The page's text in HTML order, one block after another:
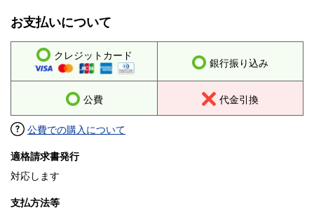
お支払いについて
クレジットカード
銀行振り込み
公費 代金引換
公費での購入について
適格請求書発行
対応します
支払方法等